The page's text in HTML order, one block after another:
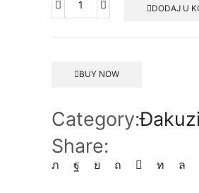
DODAJ U
BUY NOW
Category:
Share: